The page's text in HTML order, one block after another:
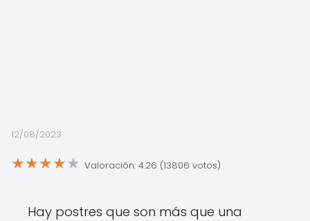
12/08/2023
★★★★★ Valoración: 4.26 (13806 votos)
Hay postres que son más que una